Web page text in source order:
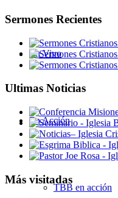
En Vivo
En Acción
TBB en acción
Sermones Recientes
Ultimas Noticias
Más visitadas